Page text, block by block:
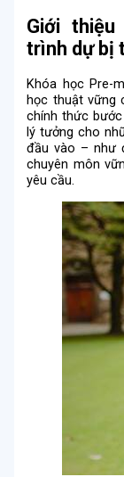
Giới
trình dự bị
Khóa học Pre-
học thuật vững
chính thức
lý tưởng cho
đầu vào – như
chuyên môn
yêu cầu.